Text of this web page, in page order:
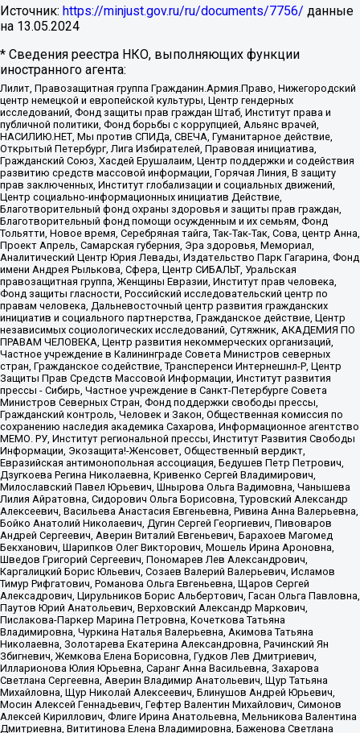
Источник: https://minjust.gov.ru/ru/documents/7756/ данные
на 13.05.2024
* Сведения реестра НКО, выполняющих функции
иностранного агента:
Лилит, Правозащитная группа Гражданин.Армия.Право, Нижегородский
центр немецкой и европейской культуры, Центр гендерных
исследований, Фонд защиты прав граждан Штаб, Институт права и
публичной политики, Фонд борьбы с коррупцией, Альянс врачей,
НАСИЛИЮ.НЕТ, Мы против СПИДа, СВЕЧА, Гуманитарное действие,
Открытый Петербург, Лига Избирателей, Правовая инициатива,
Гражданский Союз, Хасдей Ерушалаим, Центр поддержки и содействия
развитию средств массовой информации, Горячая Линия, В защиту
прав заключенных, Институт глобализации и социальных движений,
Центр социально-информационных инициатив Действие,
Благотворительный фонд охраны здоровья и защиты прав граждан,
Благотворительный фонд помощи осужденным и их семьям, Фонд
Тольятти, Новое время, Серебряная тайга, Так-Так-Так, Сова, центр Анна,
Проект Апрель, Самарская губерния, Эра здоровья, Мемориал,
Аналитический Центр Юрия Левады, Издательство Парк Гагарина, Фонд
имени Андрея Рылькова, Сфера, Центр СИБАЛЬТ, Уральская
правозащитная группа, Женщины Евразии, Институт прав человека,
Фонд защиты гласности, Российский исследовательский центр по
правам человека, Дальневосточный центр развития гражданских
инициатив и социального партнерства, Гражданское действие, Центр
независимых социологических исследований, Сутяжник, АКАДЕМИЯ ПО
ПРАВАМ ЧЕЛОВЕКА, Центр развития некоммерческих организаций,
Частное учреждение в Калининграде Совета Министров северных
стран, Гражданское содействие, Трансперенси Интернешнл-Р, Центр
Защиты Прав Средств Массовой Информации, Институт развития
прессы - Сибирь, Частное учреждение в Санкт-Петербурге Совета
Министров Северных Стран, Фонд поддержки свободы прессы,
Гражданский контроль, Человек и Закон, Общественная комиссия по
сохранению наследия академика Сахарова, Информационное агентство
МЕМО. РУ, Институт региональной прессы, Институт Развития Свободы
Информации, Экозащита!-Женсовет, Общественный вердикт,
Евразийская антимонопольная ассоциация, Бедушев Петр Петрович,
Дзугкоева Регина Николаевна, Кривенко Сергей Владимирович,
Милославский Павел Юрьевич, Шнырова Ольга Вадимовна, Чанышева
Лилия Айратовна, Сидорович Ольга Борисовна, Туровский Александр
Алексеевич, Васильева Анастасия Евгеньевна, Ривина Анна Валерьевна,
Бойко Анатолий Николаевич, Дугин Сергей Георгиевич, Пивоваров
Андрей Сергеевич, Аверин Виталий Евгеньевич, Барахоев Магомед
Бекханович, Шарипков Олег Викторович, Мошель Ирина Ароновна,
Шведов Григорий Сергеевич, Пономарев Лев Александрович,
Каргалицкий Борис Юльевич, Созаев Валерий Валерьевич, Исламов
Тимур Рифгатович, Романова Ольга Евгеньевна, Щаров Сергей
Алексадрович, Цирульников Борис Альбертович, Гасан Ольга Павловна,
Паутов Юрий Анатольевич, Верховский Александр Маркович,
Пислакова-Паркер Марина Петровна, Кочеткова Татьяна
Владимировна, Чуркина Наталья Валерьевна, Акимова Татьяна
Николаевна, Золотарева Екатерина Александровна, Рачинский Ян
Збигневич, Жемкова Елена Борисовна, Гудков Лев Дмитриевич,
Илларионова Юлия Юрьевна, Саранг Анна Васильевна, Захарова
Светлана Сергеевна, Аверин Владимир Анатольевич, Щур Татьяна
Михайловна, Щур Николай Алексеевич, Блинушов Андрей Юрьевич,
Мосин Алексей Геннадьевич, Гефтер Валентин Михайлович, Симонов
Алексей Кириллович, Флиге Ирина Анатольевна, Мельникова Валентина
Дмитриевна, Вититинова Елена Владимировна, Баженова Светлана